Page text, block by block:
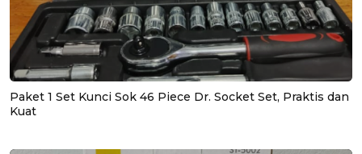
Paket 1 Set Kunci Sok 46 Piece Dr. Socket Set, Praktis dan
Kuat